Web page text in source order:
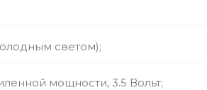
светом);
мощности, 3.5 Вольт;